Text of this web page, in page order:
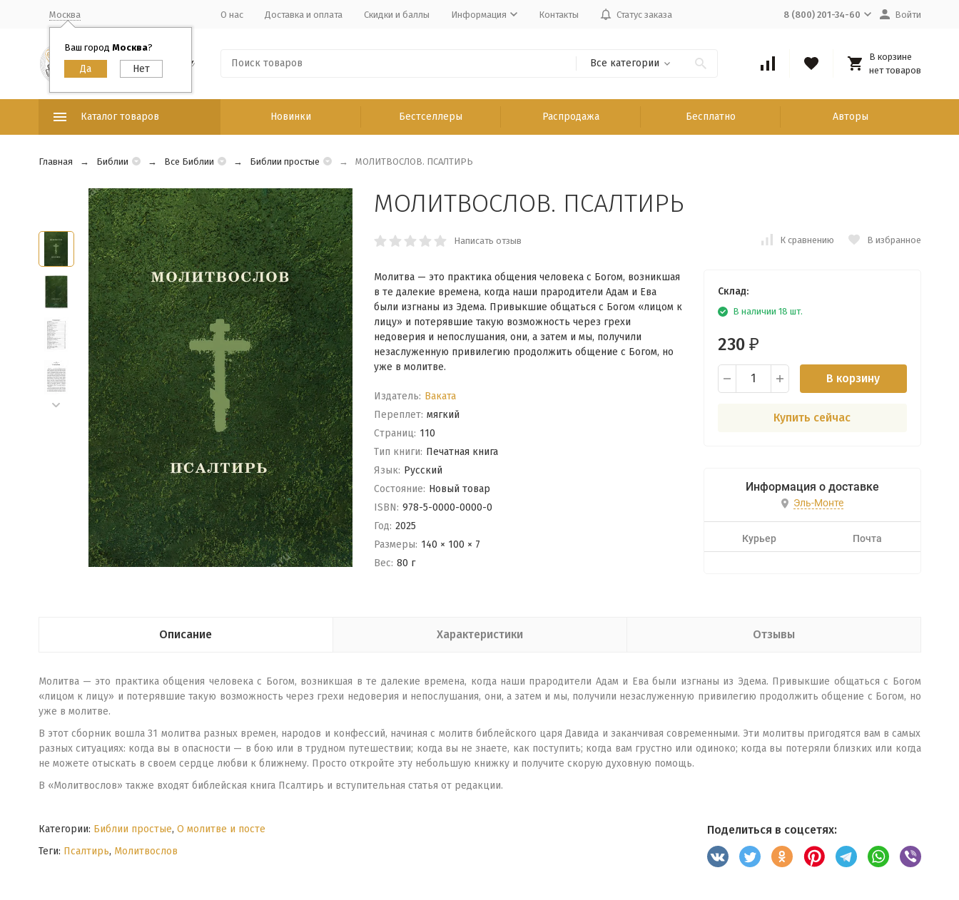
Москва
Ваш город Москва?
О нас Доставка и оплата Скидки и баллы Информация Контакты Статус заказа 8 (800) 201-34-60 Войти
Все категории
В корзине
нет товаров
Каталог товаров Новинки Бестселлеры Распродажа Бесплатно Авторы
Главная Библии Все Библии Библии простые МОЛИТВОСЛОВ. ПСАЛТИРЬ
МОЛИТВОСЛОВ. ПСАЛТИРЬ
Написать отзыв К сравнению В избранное
Молитва — это практика общения человека с Богом, возникшая
в те далекие времена, когда наши прародители Адам и Ева
были изгнаны из Эдема. Привыкшие общаться с Богом «лицом к
лицу» и потерявшие такую возможность через грехи
недоверия и непослушания, они, а затем и мы, получили
незаслуженную привилегию продолжить общение с Богом, но
уже в молитве.
Издатель: Ваката
Переплет: мягкий
Cтраниц: 110
Тип книги: Печатная книга
Язык: Русский
Состояние: Новый товар
ISBN: 978-5-0000-0000-0
Год: 2025
Размеры: 140 × 100 × 7
Вес: 80 г
Склад:
В наличии 18 шт.
230 ₽
В корзину
Купить сейчас
Информация о доставке
Эль-Монте
Курьер Почта
Описание Характеристики Отзывы
Молитва — это практика общения человека с Богом, возникшая в те далекие времена, когда наши прародители Адам и Ева были изгнаны из Эдема. Привыкшие общаться с Богом
«лицом к лицу» и потерявшие такую возможность через грехи недоверия и непослушания, они, а затем и мы, получили незаслуженную привилегию продолжить общение с Богом, но
уже в молитве.
В этот сборник вошла 31 молитва разных времен, народов и конфессий, начиная с молитв библейского царя Давида и заканчивая современными. Эти молитвы пригодятся вам в самых
разных ситуациях: когда вы в опасности — в бою или в трудном путешествии; когда вы не знаете, как поступить; когда вам грустно или одиноко; когда вы потеряли близких или когда
не можете отыскать в своем сердце любви к ближнему. Просто откройте эту небольшую книжку и получите скорую духовную помощь.
В «Молитвослов» также входят библейская книга Псалтирь и вступительная статья от редакции.
Категории: Библии простые, О молитве и посте
Теги: Псалтирь, Молитвослов
Поделиться в соцсетях: